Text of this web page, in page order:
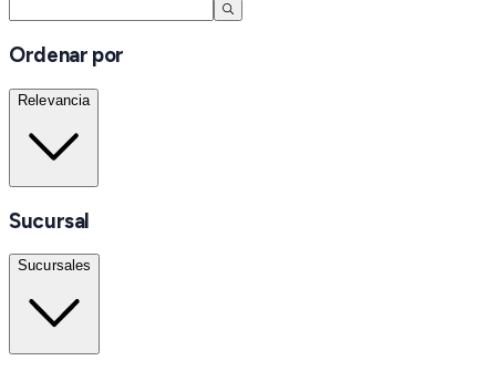
Ordenar por
Relevancia
Sucursal
Sucursales